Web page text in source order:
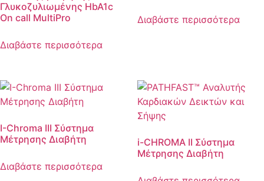
Γλυκοζυλιωμένης ΗbA1c
On call MultiPro
Διαβάστε περισσότερα
Διαβάστε περισσότερα
I-Chroma III Σύστημα
Μέτρησης Διαβήτη
Διαβάστε περισσότερα
i-CHROMA II Σύστημα
Μέτρησης Διαβήτη